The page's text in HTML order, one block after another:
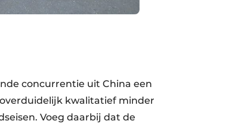
concurrentie uit China een
kwalitatief minder
Voeg daarbij dat de